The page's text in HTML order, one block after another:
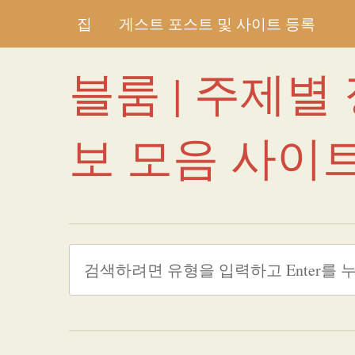
집 게스트 포스트 및 사이트 등록
블룸 | 주제별
보 모음 사이